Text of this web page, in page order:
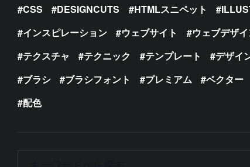
CSS DESIGNCUTS HTMLスニペット
インスピレーション
ウェブサイト ウェブデザ
テクスチャ
テクニック テンプレート デザイ
ブラシ
ブラシフォント プレミアム ベクター
配色